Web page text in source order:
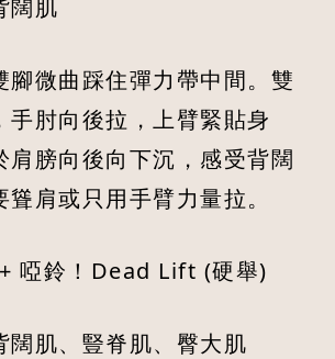
闊肌
腳微曲踩住彈力帶中間。雙
手肘向後拉，上臂緊貼身
肩膀向後向下沉，感受背闊
肩或只用手臂力量拉。
啞鈴！Dead Lift (硬舉)
闊肌、豎脊肌、臀大肌